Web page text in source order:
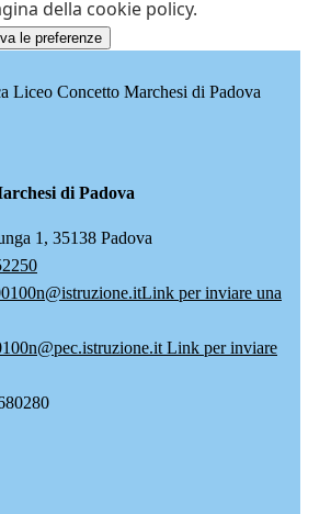
della cookie policy.
le preferenze
Liceo Concetto Marchesi di Padova
di Padova
1, 35138 Padova
Link per inviare una
Link per inviare